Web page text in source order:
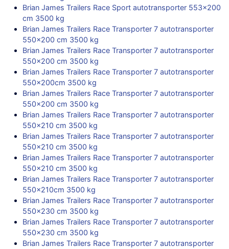
Brian James Trailers Race Sport autotransporter 553×200
cm 3500 kg
Brian James Trailers Race Transporter 7 autotransporter
550×200 cm 3500 kg
Brian James Trailers Race Transporter 7 autotransporter
550×200 cm 3500 kg
Brian James Trailers Race Transporter 7 autotransporter
550x200cm 3500 kg
Brian James Trailers Race Transporter 7 autotransporter
550×200 cm 3500 kg
Brian James Trailers Race Transporter 7 autotransporter
550×210 cm 3500 kg
Brian James Trailers Race Transporter 7 autotransporter
550×210 cm 3500 kg
Brian James Trailers Race Transporter 7 autotransporter
550×210 cm 3500 kg
Brian James Trailers Race Transporter 7 autotransporter
550x210cm 3500 kg
Brian James Trailers Race Transporter 7 autotransporter
550×230 cm 3500 kg
Brian James Trailers Race Transporter 7 autotransporter
550×230 cm 3500 kg
Brian James Trailers Race Transporter 7 autotransporter